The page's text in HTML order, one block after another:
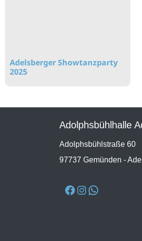
Adelsberger Showtanzparty
2025
Adolphsbühlhalle
Adolphsbühlstraße 60
97737 Gemünden -